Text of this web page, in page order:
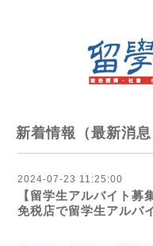
新着情報（最新消息
2024-07-23 11:25:00
【留学生アルバイト
免税店で留学生アルバ